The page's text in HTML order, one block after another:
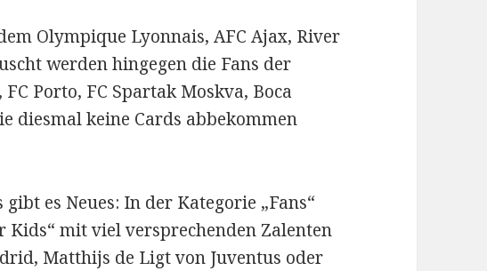
Olympique Lyonnais, AFC Ajax, River
werden hingegen die Fans der
Porto, FC Spartak Moskva, Boca
diesmal keine Cards abbekommen
es Neues: In der Kategorie „Fans“
Kids“ mit viel versprechenden Zalenten
Matthijs de Ligt von Juventus oder